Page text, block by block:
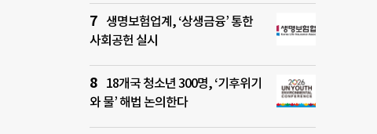
생명보험업계, ‘상생금융’ 통한
사회공헌 실시
18개국 청소년 300명, ‘기후위기
와 물’ 해법 논의한다